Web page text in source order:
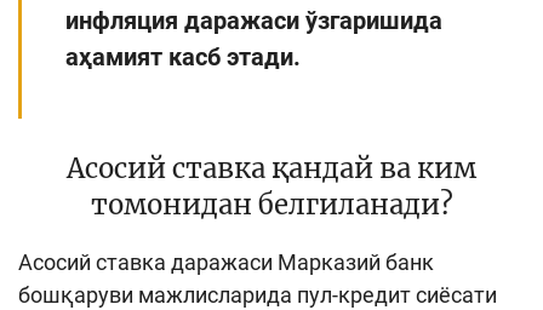
инфляция даражаси ўзгаришида
аҳамият касб этади.
Асосий ставка қандай ва ким
томонидан белгиланади?
Асосий ставка даражаси Марказий банк
бошқаруви мажлисларида пул-кредит сиёсати